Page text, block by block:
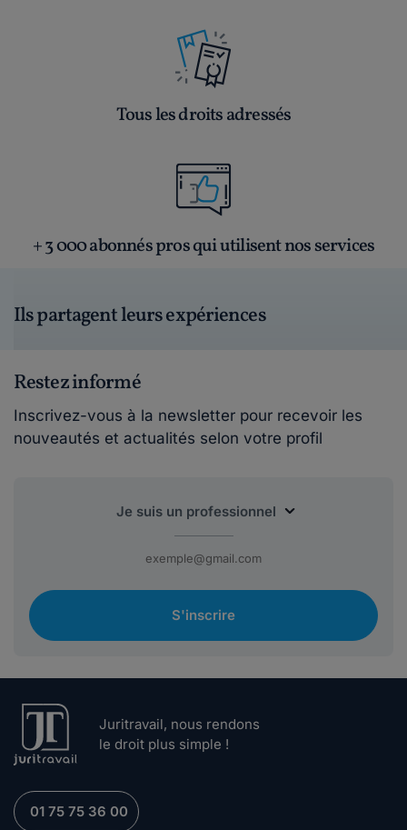
Tous les droits adressés
+ 3 000 abonnés pros qui utilisent nos services
Ils partagent leurs expériences
Restez informé
Inscrivez-vous à la newsletter pour recevoir les
nouveautés et actualités selon votre profil
S'inscrire
Juritravail, nous rendons
le droit plus simple !
01 75 75 36 00